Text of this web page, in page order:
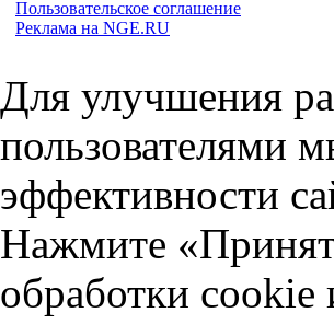
Пользовательское соглашение
Реклама на NGE.RU
Для улучшения
пользователями
эффективности
Нажмите
обработки